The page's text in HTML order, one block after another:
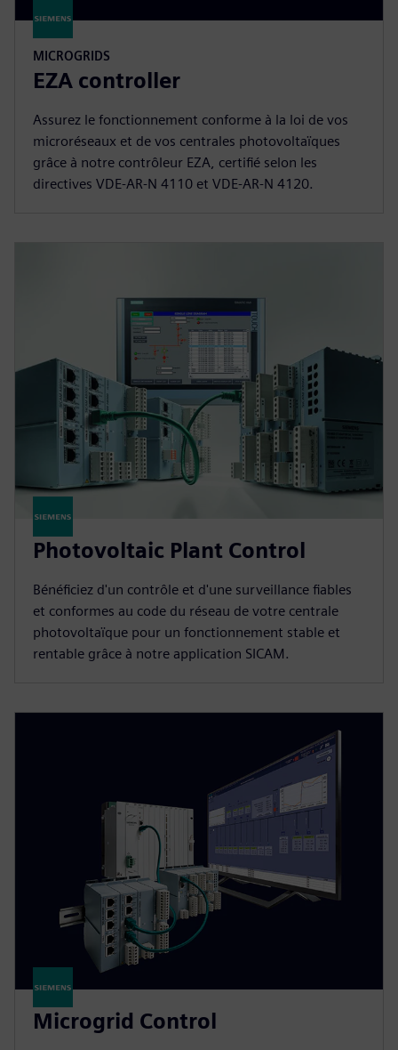
MICROGRIDS
EZA controller
Assurez le fonctionnement conforme à la loi de vos
microréseaux et de vos centrales photovoltaïques
grâce à notre contrôleur EZA, certifié selon les
directives VDE-AR-N 4110 et VDE-AR-N 4120.
Photovoltaic Plant Control
Bénéficiez d'un contrôle et d'une surveillance fiables
et conformes au code du réseau de votre centrale
photovoltaïque pour un fonctionnement stable et
rentable grâce à notre application SICAM.
Microgrid Control